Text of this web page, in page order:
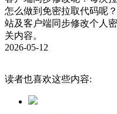
和安全扫描，极大提高了
2. 自动化流程：通过CI/
代码变更都经过严格的质
琐过程，提高了开发流程
3. 多语言支持：GitLab代
架，能够适应不同技术栈
4. 安全性提升：通过静态
怎么做到免密拉取代码呢
站及客户端同步修改个人
关内容。
2026-05-12
读者也喜欢这些内容: